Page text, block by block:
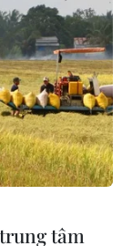
một
Duy Phát
và trấu viên
nhân đang
tâm